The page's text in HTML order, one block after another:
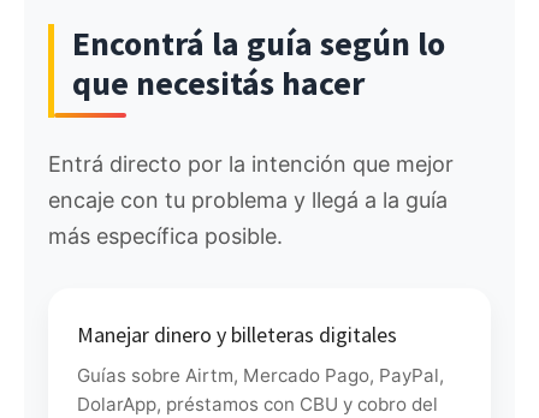
Encontrá la guía según lo
que necesitás hacer
Entrá directo por la intención que mejor
encaje con tu problema y llegá a la guía
más específica posible.
Manejar dinero y billeteras digitales
Guías sobre Airtm, Mercado Pago, PayPal,
DolarApp, préstamos con CBU y cobro del